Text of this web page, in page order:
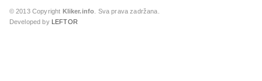
© 2013 Copyright Kliker.info . Sva prava zadržana.
Developed by
LEFTOR